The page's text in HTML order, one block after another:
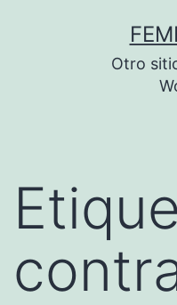
Otro